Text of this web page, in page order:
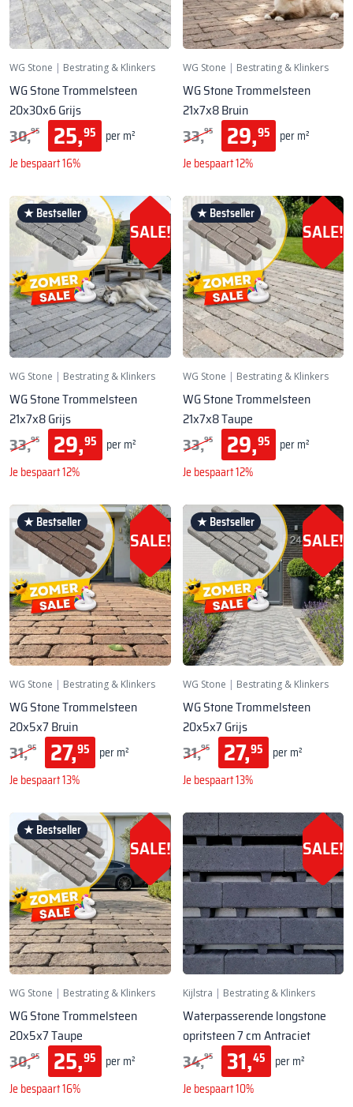
WG Stone | Bestrating & Klinkers
WG Stone Trommelsteen
20x30x6 Grijs
30,95 25,95
per m²
Je bespaart 16%
WG Stone | Bestrating & Klinkers
WG Stone Trommelsteen
21x7x8 Bruin
33,95 29,95
per m²
Je bespaart 12%
★ Bestseller
SALE!
WG Stone | Bestrating & Klinkers
WG Stone Trommelsteen
21x7x8 Grijs
33,95 29,95
per m²
Je bespaart 12%
★ Bestseller
SALE!
WG Stone | Bestrating & Klinkers
WG Stone Trommelsteen
21x7x8 Taupe
33,95 29,95
per m²
Je bespaart 12%
★ Bestseller
SALE!
WG Stone | Bestrating & Klinkers
WG Stone Trommelsteen
20x5x7 Bruin
31,95 27,95
per m²
Je bespaart 13%
★ Bestseller
SALE!
WG Stone | Bestrating & Klinkers
WG Stone Trommelsteen
20x5x7 Grijs
31,95 27,95
per m²
Je bespaart 13%
★ Bestseller
SALE!
WG Stone | Bestrating & Klinkers
WG Stone Trommelsteen
20x5x7 Taupe
30,95 25,95
per m²
Je bespaart 16%
SALE!
Kijlstra | Bestrating & Klinkers
Waterpasserende longstone
opritsteen 7 cm Antraciet
34,95 31,45
per m²
Je bespaart 10%